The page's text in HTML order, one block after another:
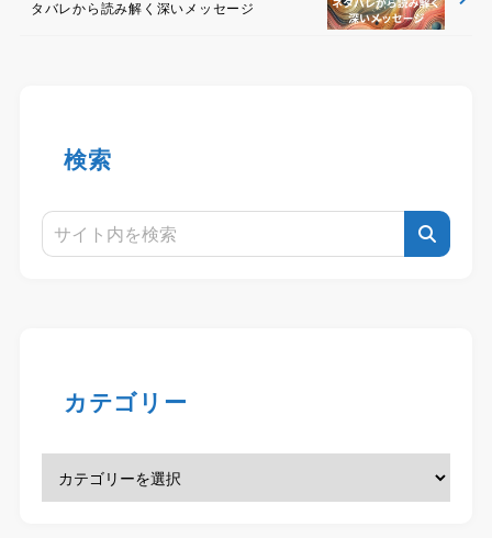
タバレから読み解く深いメッセージ
検索
カテゴリー